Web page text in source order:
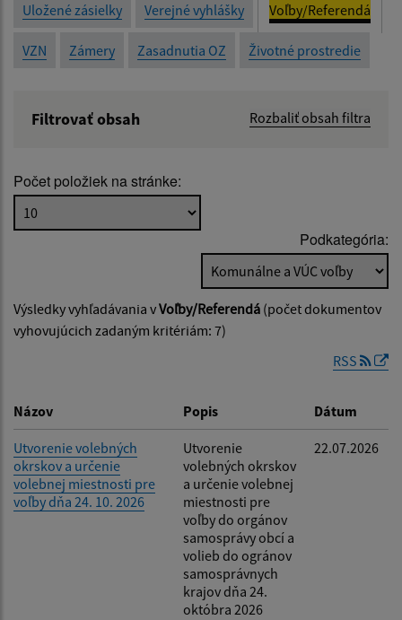
Uložené zásielky Verejné vyhlášky Voľby/Referendá
VZN Zámery Zasadnutia OZ Životné prostredie
Filtrovať obsah Rozbaliť obsah filtra
Popis:
Dátum zverejnenia do:
Počet položiek na stránke:
Podkategória:
Výsledky vyhľadávania vVoľby/Referendá (počet dokumentov
vyhovujúcich zadaným kritériám: 7)
RSS
Názov Popis Dátum
Utvorenie volebných
okrskov a určenie
volebnej miestnosti pre
voľby dňa 24. 10. 2026
Utvorenie
volebných okrskov
a určenie volebnej
miestnosti pre
voľby do orgánov
samosprávy obcí a
volieb do ogránov
samosprávnych
krajov dňa 24.
októbra 2026
22.07.2026